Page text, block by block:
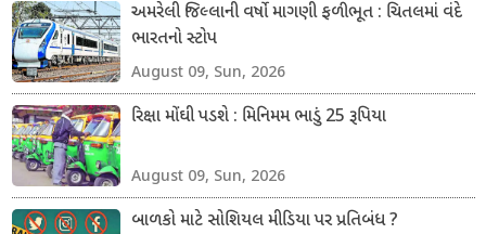
અમરેલી જિલ્લાની વર્ષો માગણી ફળીભૂત : ચિતલમાં વંદે
ભારતનો સ્ટોપ
August 09, Sun, 2026
રિક્ષા મોંઘી પડશે : મિનિમમ ભાડું 25 રૂપિયા
August 09, Sun, 2026
બાળકો માટે સોશિયલ મીડિયા પર પ્રતિબંધ ?